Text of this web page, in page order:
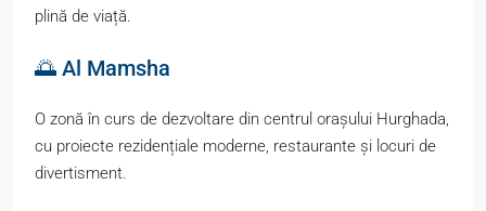
plină de viață.
🌅 Al Mamsha
O zonă în curs de dezvoltare din centrul orașului Hurghada,
cu proiecte rezidențiale moderne, restaurante și locuri de
divertisment.